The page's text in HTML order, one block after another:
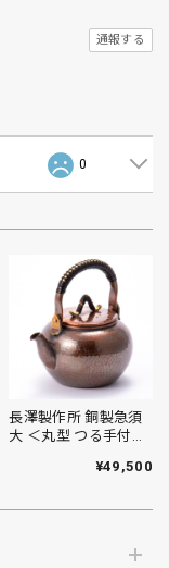
通報する
0
長澤製作所 銅製急須
大 ＜丸型 つる手付き
¥49,500